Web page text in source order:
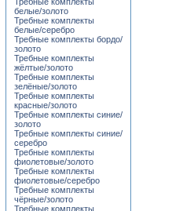
белые/золото
Требные комплекты
белые/серебро
Требные комплекты бордо/
золото
Требные комплекты
жёлтые/золото
Требные комплекты
зелёные/золото
Требные комплекты
красные/золото
Требные комплекты синие/
золото
Требные комплекты синие/
серебро
Требные комплекты
фиолетовые/золото
Требные комплекты
фиолетовые/серебро
Требные комплекты
чёрные/золото
Требные комплекты